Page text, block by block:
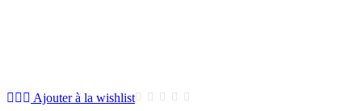
Ajouter à la wishlist